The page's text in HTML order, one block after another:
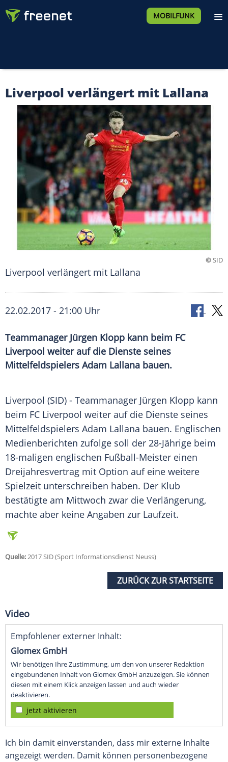
MOBILFUNK
Liverpool verlängert mit Lallana
©SID
Liverpool verlängert mit Lallana
22.02.2017 - 21:00 Uhr
Teammanager Jürgen Klopp kann beim FC
Liverpool weiter auf die Dienste seines
Mittelfeldspielers Adam Lallana bauen.
Liverpool (SID) - Teammanager Jürgen Klopp kann
beim FC Liverpool weiter auf die Dienste seines
Mittelfeldspielers Adam Lallana bauen. Englischen
Medienberichten zufolge soll der 28-Jährige beim
18-maligen englischen Fußball-Meister einen
Dreijahresvertrag mit Option auf eine weitere
Spielzeit unterschreiben haben. Der Klub
bestätigte am Mittwoch zwar die Verlängerung,
machte aber keine Angaben zur Laufzeit.
Quelle:2017 SID (Sport Informationsdienst Neuss)
ZURÜCK ZUR STARTSEITE
Video
Empfohlener externer Inhalt:
Glomex GmbH
Wir benötigen Ihre Zustimmung, um den von unserer Redaktion
eingebundenen Inhalt von Glomex GmbH anzuzeigen. Sie können
diesen mit einem Klick anzeigen lassen und auch wieder
deaktivieren.
jetzt aktivieren
Ich bin damit einverstanden, dass mir externe Inhalte
angezeigt werden. Damit können personenbezogene